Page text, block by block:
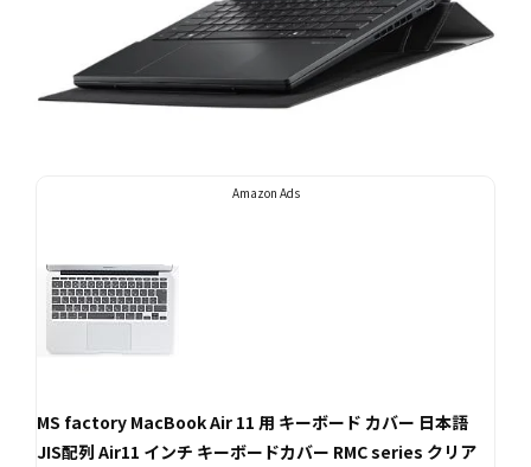
Amazon Ads
MS factory MacBook Air 11 用 キーボード カバー 日本語
JIS配列 Air11 インチ キーボードカバー RMC series クリア